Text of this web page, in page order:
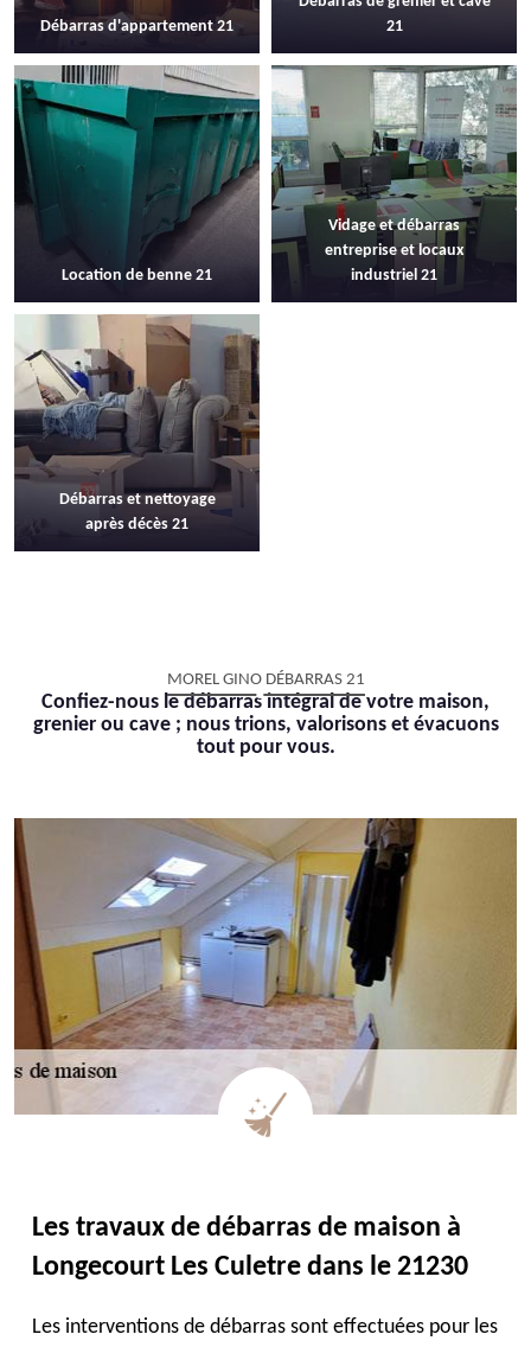
Débarras d'appartement 21
21
Location de benne 21
Vidage et débarras
entreprise et locaux
industriel 21
Débarras et nettoyage
après décès 21
MOREL GINO DÉBARRAS 21
Confiez-nous le débarras intégral de votre maison,
grenier ou cave ; nous trions, valorisons et évacuons
tout pour vous.
Les travaux de débarras de maison à
Longecourt Les Culetre dans le 21230
Les interventions de débarras sont effectuées pour les